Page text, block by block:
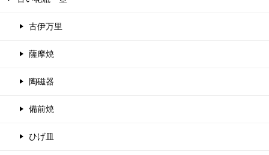
古伊万里
薩摩焼
陶磁器
備前焼
ひげ皿